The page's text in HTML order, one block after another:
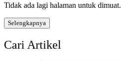
Tidak ada lagi halaman untuk dimuat.
Selengkapnya
Cari Artikel